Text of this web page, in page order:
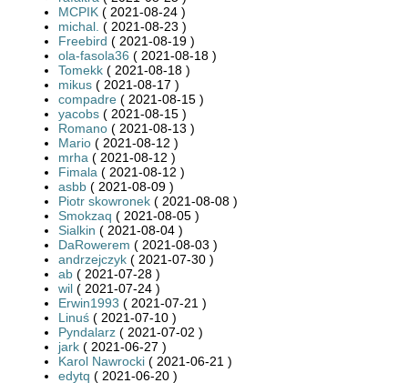
MCPIK ( 2021-08-24 )
michal. ( 2021-08-23 )
Freebird ( 2021-08-19 )
ola-fasola36 ( 2021-08-18 )
Tomekk ( 2021-08-18 )
mikus ( 2021-08-17 )
compadre ( 2021-08-15 )
yacobs ( 2021-08-15 )
Romano ( 2021-08-13 )
Mario ( 2021-08-12 )
mrha ( 2021-08-12 )
Fimala ( 2021-08-12 )
asbb ( 2021-08-09 )
Piotr skowronek ( 2021-08-08 )
Smokzaq ( 2021-08-05 )
Sialkin ( 2021-08-04 )
DaRowerem ( 2021-08-03 )
andrzejczyk ( 2021-07-30 )
ab ( 2021-07-28 )
wil ( 2021-07-24 )
Erwin1993 ( 2021-07-21 )
Linuś ( 2021-07-10 )
Pyndalarz ( 2021-07-02 )
jark ( 2021-06-27 )
Karol Nawrocki ( 2021-06-21 )
edytq ( 2021-06-20 )